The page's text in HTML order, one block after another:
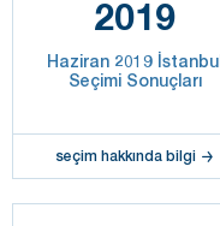
2019
Haziran 2019
Seçimi Sonuçları
seçim hakkında bilgi